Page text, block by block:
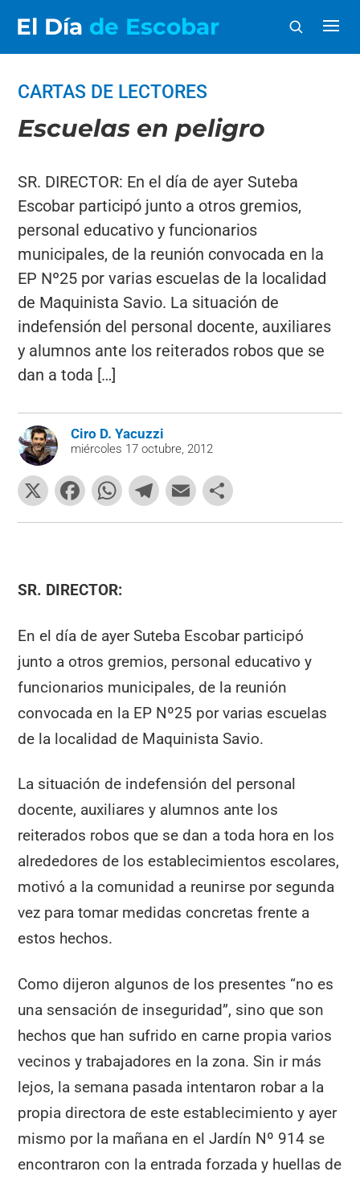
El Día de Escobar
CARTAS DE LECTORES
Escuelas en peligro
SR. DIRECTOR: En el día de ayer Suteba
Escobar participó junto a otros gremios,
personal educativo y funcionarios
municipales, de la reunión convocada en la
EP Nº25 por varias escuelas de la localidad
de Maquinista Savio. La situación de
indefensión del personal docente, auxiliares
y alumnos ante los reiterados robos que se
dan a toda […]
Ciro D. Yacuzzi
miércoles 17 octubre, 2012
X
F
a
b
o
k
W
h
p
T
el
E
m o
SR. DIRECTOR:
En el día de ayer Suteba Escobar participó
junto a otros gremios, personal educativo y
funcionarios municipales, de la reunión
convocada en la EP Nº25 por varias escuelas
de la localidad de Maquinista Savio.
La situación de indefensión del personal
docente, auxiliares y alumnos ante los
reiterados robos que se dan a toda hora en los
alrededores de los establecimientos escolares,
motivó a la comunidad a reunirse por segunda
vez para tomar medidas concretas frente a
estos hechos.
Como dijeron algunos de los presentes “no es
una sensación de inseguridad”, sino que son
hechos que han sufrido en carne propia varios
vecinos y trabajadores en la zona. Sin ir más
lejos, la semana pasada intentaron robar a la
propia directora de este establecimiento y ayer
mismo por la mañana en el Jardín Nº 914 se
encontraron con la entrada forzada y huellas de